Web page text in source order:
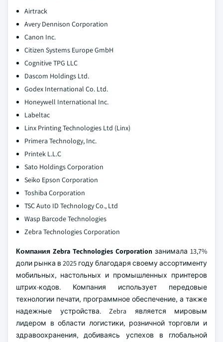
Airtrack
Avery Dennison Corporation
Canon Inc.
Citizen Systems Europe GmbH
Cognitive TPG LLC
Dascom Holdings Ltd.
Godex International Co. Ltd.
Honeywell International Inc.
Labeltac
Linx Printing Technologies Ltd (Linx)
Primera Technology, Inc.
Printek L.L.C
Sato Holdings Corporation
Seiko Epson Corporation
Toshiba Corporation
TSC Auto ID Technology Co., Ltd
Wasp Barcode Technologies
Zebra Technologies Corporation
Компания Zebra Technologies Corporation занимала 13,7%
доли рынка в 2025 году благодаря своему ассортименту
мобильных, настольных и промышленных принтеров
штрих-кодов. Компания использует передовые
технологии печати, программное обеспечение, а также
надежные устройства. Zebra является мировым
лидером в области логистики, розничной торговли и
здравоохранения, добиваясь успехов в глобальной